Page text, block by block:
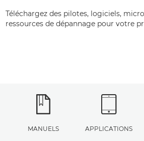
Téléchargez des pilotes, logiciels,
ressources de dépannage pour votre
MANUELS APPLICATIONS